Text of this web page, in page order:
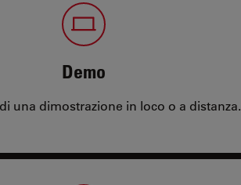
Demo
una dimostrazione in loco o a distanza.